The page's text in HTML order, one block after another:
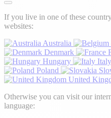
If you live in one of these
websites:
Australia
Denmark
Hungary
Italy
Poland
United
Otherwise you can visit our
language: